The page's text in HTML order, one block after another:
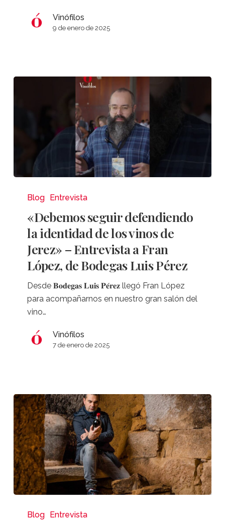
Schloss
Lieser
Vinófilos
9 de enero de 2025
seguir
identidad
Jerez»
Bodegas
Luis
Pérez
Blog Entrevista
«Debemos seguir defendiendo
la identidad de los vinos de
Jerez» – Entrevista a Fran
López, de Bodegas Luis Pérez
Desde 𝐁𝐨𝐝𝐞𝐠𝐚𝐬 𝐋𝐮𝐢𝐬 𝐏𝐞́𝐫𝐞𝐳 llegó Fran López
para acompañarnos en nuestro gran salón del
vino…
Vinófilos
7 de enero de 2025
vinosBlog Entrevista